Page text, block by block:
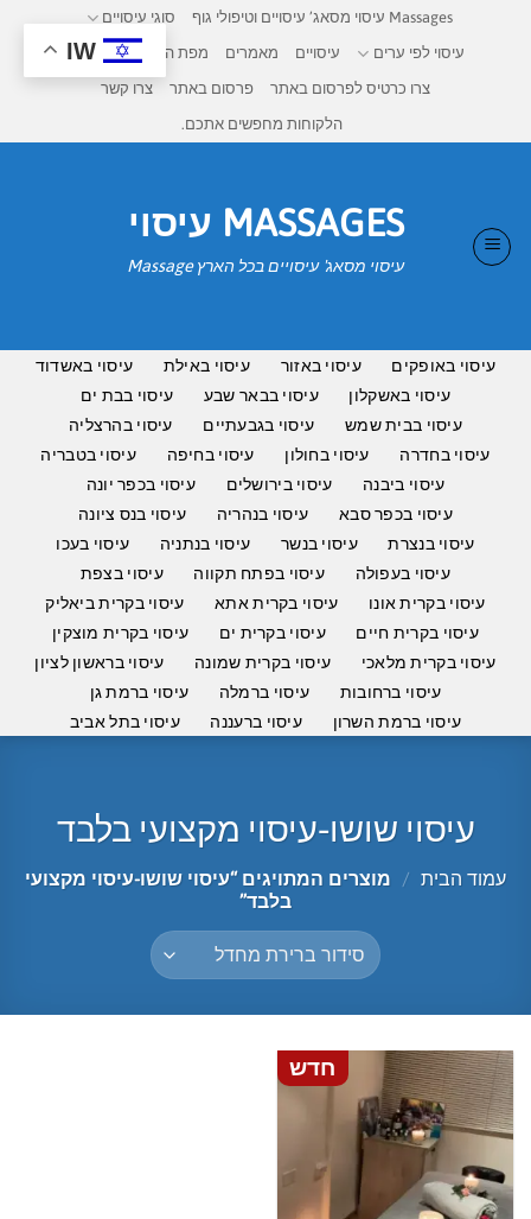
Massages עיסוי מסאג’ עיסויים וטיפולי גוף
סוגי עיסויים
עיסוי לפי ערים
עיסויים מאמרים
מפת העיסויים בישראל
צרו כרטיס לפרסום באתר
פרסום באתר
צרו קשר
הלקוחות מחפשים אתכם.
MASSAGES עיסוי
עיסוי מסאג' עיסויים בכל הארץ Massage
עיסוי באופקים עיסוי באזור עיסוי באילת
עיסוי באשדוד
עיסוי באשקלון
עיסוי בבאר שבע
עיסוי בבת ים
עיסוי בבית שמש
עיסוי בגבעתיים
עיסוי בהרצליה
עיסוי בחדרה
עיסוי בחולון עיסוי בחיפה
עיסוי בטבריה
עיסוי ביבנה
עיסוי בירושלים
עיסוי בכפר יונה
עיסוי בכפר סבא
עיסוי בנהריה
עיסוי בנס ציונה
עיסוי בנצרת
עיסוי בנשר עיסוי בנתניה
עיסוי בעכו
עיסוי בעפולה
עיסוי בפתח תקווה
עיסוי בצפת
עיסוי בקרית אונו
עיסוי בקרית אתא
עיסוי בקרית ביאליק
עיסוי בקרית חיים
עיסוי בקרית ים
עיסוי בקרית מוצקין
עיסוי בקרית מלאכי
עיסוי בקרית שמונה
עיסוי בראשון לציון
עיסוי ברחובות
עיסוי ברמלה
עיסוי ברמת גן
עיסוי ברמת השרון
עיסוי ברעננה עיסוי בתל אביב
עיסוי שושו-עיסוי מקצועי בלבד
עמוד הבית /
מוצרים המתויגים “עיסוי שושו-עיסוי מקצועי
בלבד”
חדש
IW